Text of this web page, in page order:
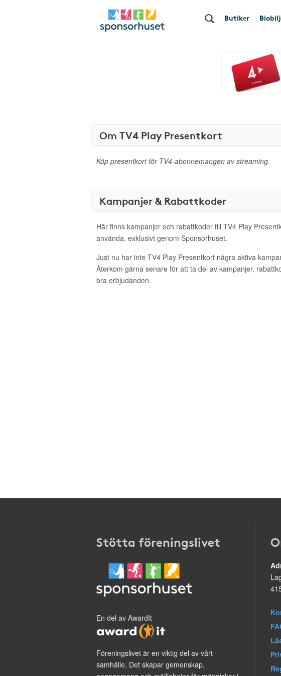
Butiker
Om TV4 Play Presentkort
Köp presentkort för TV4-abonnemangen av streaming.
Kampanjer & Rabattkoder
Här finns kampanjer och rabattkoder till TV4 Play
använda, exklusivt genom Sponsorhuset.
Just nu har inte TV4 Play Presentkort några aktiva
Återkom gärna senare för att ta del av kampanjer,
bra erbjudanden.
Stötta föreningslivet
En del av AwardIt
Föreningslivet är en viktig del av vårt
samhälle. Det skapar gemenskap,